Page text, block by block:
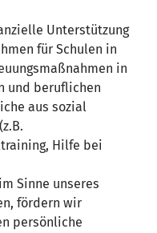
Unterstützung
für Schulen in
in
und beruflichen
aus sozial
Hilfe bei
Sinne unseres
fördern wir
persönliche